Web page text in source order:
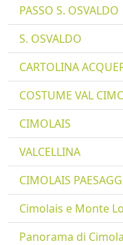
PASSO S. OSVALDO
S. OSVALDO
CARTOLINA
COSTUME VAL
CIMOLAIS
VALCELLINA
CIMOLAIS
Cimolais e Monte
Panorama di